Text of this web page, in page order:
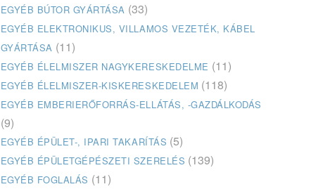
EGYÉB BÚTOR GYÁRTÁSA (33)
EGYÉB ELEKTRONIKUS, VILLAMOS VEZETÉK, KÁBEL
GYÁRTÁSA (11)
EGYÉB ÉLELMISZER NAGYKERESKEDELME (11)
EGYÉB ÉLELMISZER-KISKERESKEDELEM (118)
EGYÉB EMBERIERŐFORRÁS-ELLÁTÁS, -GAZDÁLKODÁS
(9)
EGYÉB ÉPÜLET-, IPARI TAKARÍTÁS (5)
EGYÉB ÉPÜLETGÉPÉSZETI SZERELÉS (139)
EGYÉB FOGLALÁS (11)